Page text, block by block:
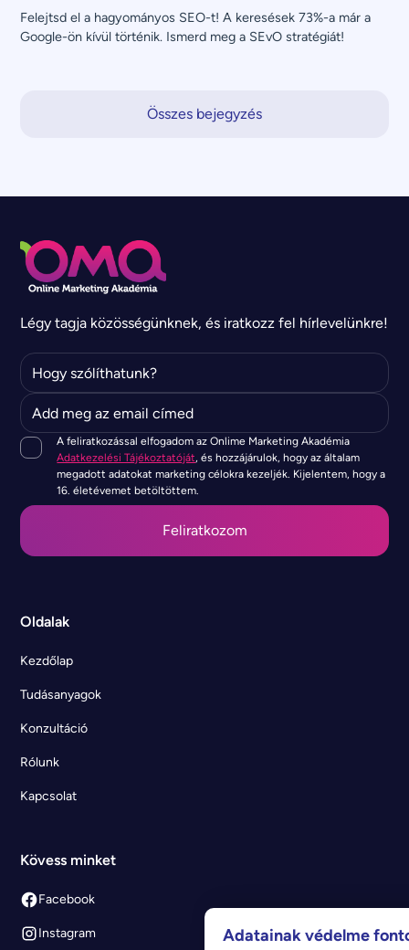
Felejtsd el a hagyományos SEO-t! A keresések 73%-a már a
Google-ön kívül történik. Ismerd meg a SEvO stratégiát!
Összes bejegyzés
Légy tagja közösségünknek, és iratkozz fel hírlevelünkre!
A feliratkozással elfogadom az Onlime Marketing Akadémia
Adatkezelési Tájékoztatóját, és hozzájárulok, hogy az általam
megadott adatokat marketing célokra kezeljék. Kijelentem, hogy a
16. életévemet betöltöttem.
Oldalak
Kezdőlap
Tudásanyagok
Konzultáció
Rólunk
Kapcsolat
Kövess minket
Facebook
Instagram Adatainak védelme